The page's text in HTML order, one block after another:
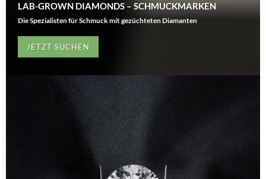
LAB-GROWN DIAMONDS – SCHMUCKMARKEN
Die Spezialisten für Schmuck mit gezüchteten Diamanten
JETZT SUCHEN